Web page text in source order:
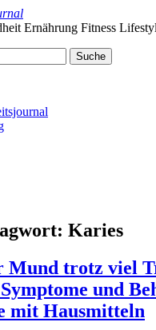
Ernährung Fitness
Karies
Mund trotz viel
und
mit Hausmitteln